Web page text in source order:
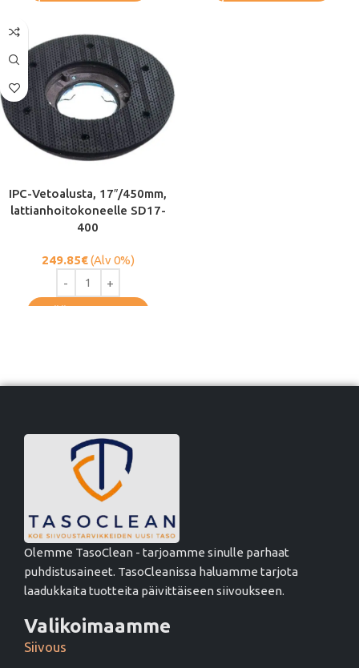
IPC-Vetoalusta, 17″/450mm,
lattianhoitokoneelle SD17-
400
249.85€(Alv 0%)
Olemme TasoClean - tarjoamme sinulle parhaat
puhdistusaineet. TasoCleanissa haluamme tarjota
laadukkaita tuotteita päivittäiseen siivoukseen.
Valikoimaamme
Siivous